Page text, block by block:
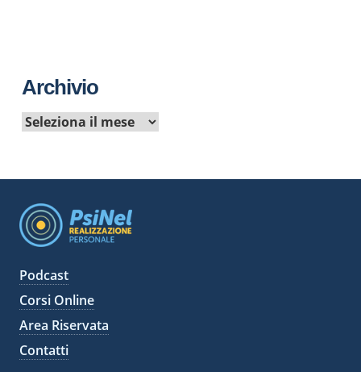
Archivio
A
i
v
Podcast
Corsi Online
Area Riservata
Contatti